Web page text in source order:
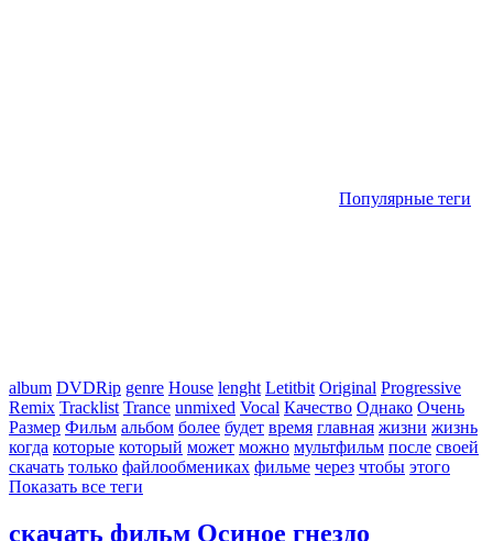
Популярные теги
album DVDRip genre House lenght Letitbit Original Progressive
Remix Tracklist Trance unmixed Vocal Качество Однако Очень
Размер Фильм альбом более будет время главная жизни жизнь
когда которые который может можно мультфильм после своей
скачать только файлообмениках фильме через чтобы этого
Показать все теги
скачать фильм Осиное гнездо